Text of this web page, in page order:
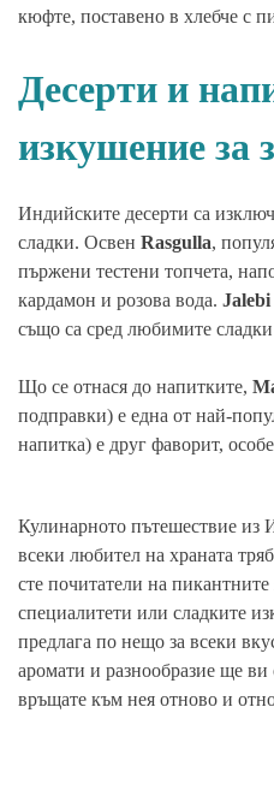
кюфте, поставено в хлебче с
Десерти и
изкушение за
Индийските десерти са
сладки. Освен Rasgulla,
пържени тестени топчета,
кардамон и розова вода. Jalebi
също са сред любимите
Що се отнася до напитките,
подправки) е една от най-
напитка) е друг фаворит,
Кулинарното пътешествие из
всеки любител на храната
сте почитатели на пикантните
специалитети или сладките
предлага по нещо за всеки
аромати и разнообразие ще
връщате към нея отново и